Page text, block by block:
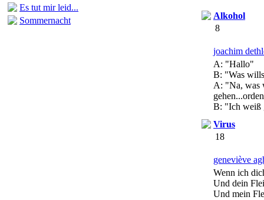
Es tut mir leid...
Sommernacht
Alkohol
8
joachim
A: "Hallo"
B: "Was
A: "Na, was
B: "Ich weiß
Virus
18
geneviève
Wenn ich
Und dein
Und mein